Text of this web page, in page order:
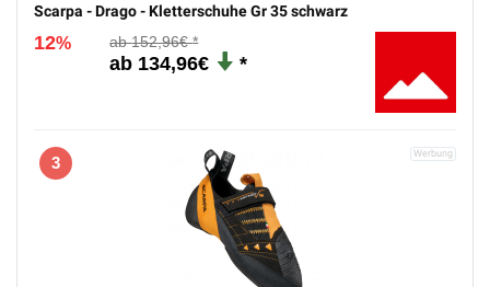
Scarpa - Drago - Kletterschuhe Gr 35 schwarz
12% 152,96€
134,96€
3